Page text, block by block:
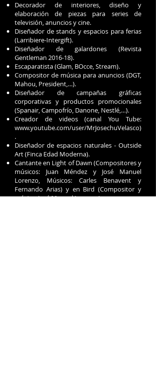
Decorador de interiores, diseño y
elaboración de piezas para series de
televisión, anuncios y cine.
Diseñador de stands y espacios para ferias
(Larribiere-Intergift).
Diseñador de galardones (Revista
Gentleman 2016-18).
Escaparatista (Glam, BOcce, Stream).
Compositor de música para anuncios (DGT,
Mahou, President,…).
Diseñador de campañas gráficas
corporativas y productos promocionales
(Spanair, Campofrío, Danone, Nestlé,…).
Creador de videos (canal You Tube:
www.youtube.com/user/MrJosechuVelasco)
.
Diseñador de espacios naturales - Outside
Art (Finca Edad Moderna).
Cantante en Light of Dawn (Compositores y
músicos: Juan Méndez y José Manuel
Lorenzo, Músicos: Carles Benavent y
Fernando Arias) y en Bird (Compositor y
música: José Manuel Lorenzo).